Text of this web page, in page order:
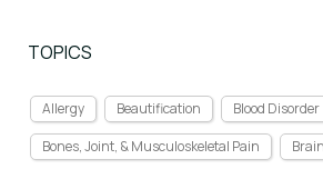
TOPICS
Allergy Beautification
Blood Disorder
Bones, Joint, & Musculoskeletal Pain